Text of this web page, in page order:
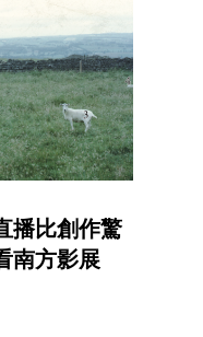
播比創作驚
南方影展